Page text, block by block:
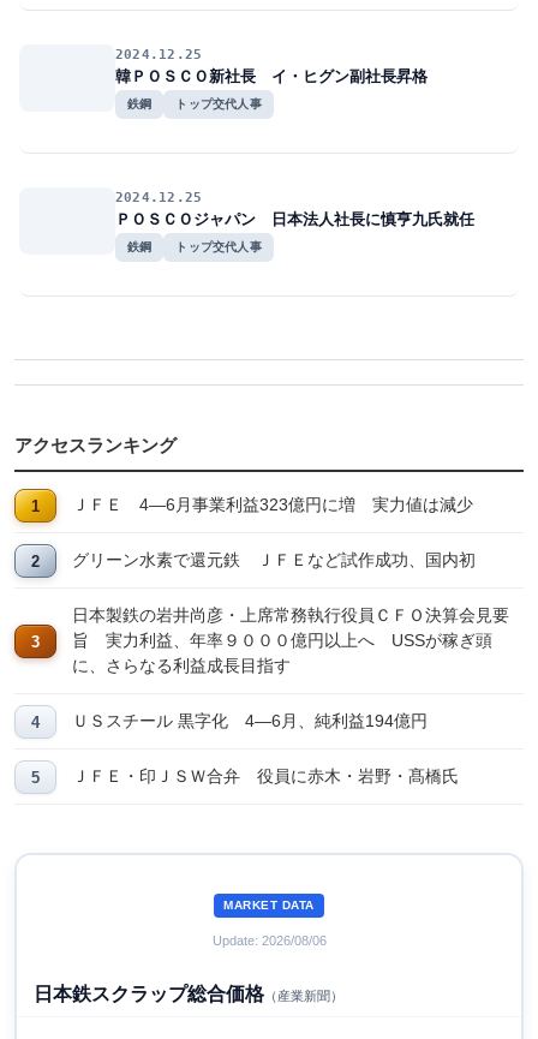
2024.12.25
韓ＰＯＳＣＯ新社長 イ・ヒグン副社長昇格
鉄鋼 トップ交代人事
2024.12.25
ＰＯＳＣＯジャパン 日本法人社長に慎亨九氏就任
鉄鋼 トップ交代人事
アクセスランキング
ＪＦＥ 4―6月事業利益323億円に増 実力値は減少
グリーン水素で還元鉄 ＪＦＥなど試作成功、国内初
日本製鉄の岩井尚彦・上席常務執行役員ＣＦＯ決算会見要
旨 実力利益、年率９０００億円以上へ USSが稼ぎ頭
に、さらなる利益成長目指す
ＵＳスチール 黒字化 4―6月、純利益194億円
ＪＦＥ・印ＪＳＷ合弁 役員に赤木・岩野・髙橋氏
MARKET DATA
Update: 2026/08/06
日本鉄スクラップ総合価格（産業新聞）